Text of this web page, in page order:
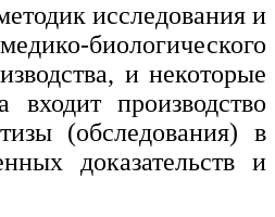
исследования и
биологического
и некоторые
входит производство
(обследования) в
доказательств и